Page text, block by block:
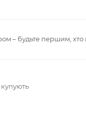
– будьте першим,